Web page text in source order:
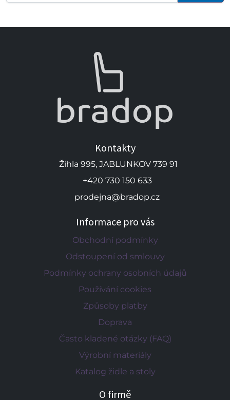
Kontakty
Žihla 995, JABLUNKOV 739 91
+420 730 150 633
prodejna@bradop.cz
Informace pro vás
Obchodní podmínky
Odstoupení od smlouvy
Podmínky ochrany osobních údajů
Používání cookies
Způsoby platby
Doprava
Často kladené otázky (FAQ)
Výrobní materiály
Katalog židle a stoly
O firmě